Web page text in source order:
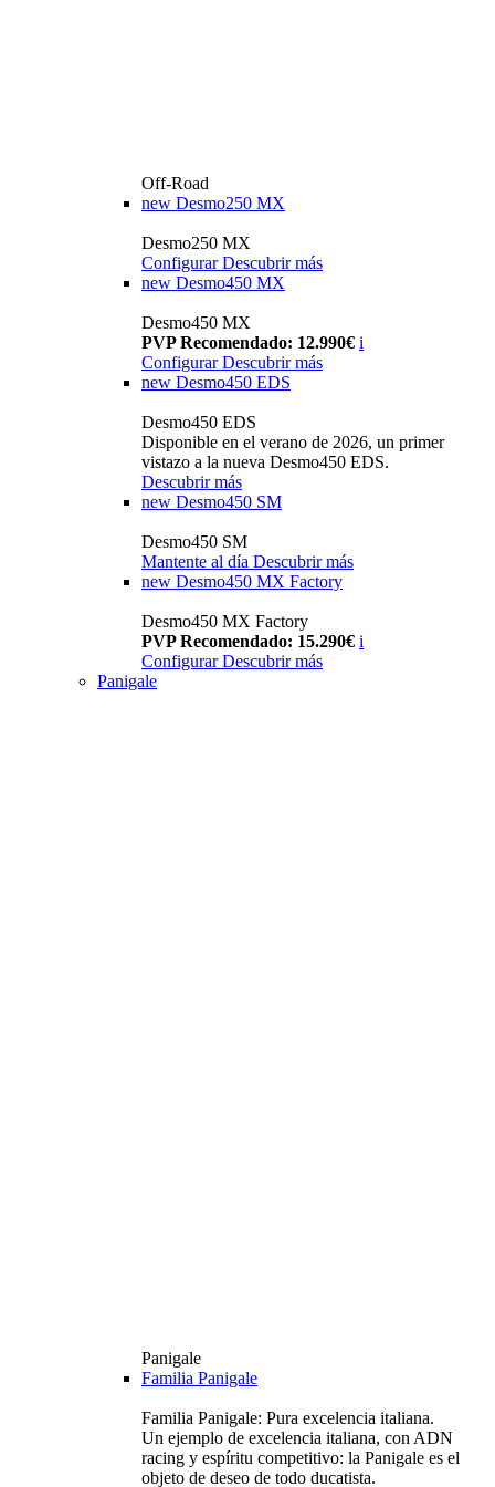
Off-Road
new Desmo250 MX
Desmo250 MX
Configurar Descubrir más
new Desmo450 MX
Desmo450 MX
PVP Recomendado: 12.990€ i
Configurar Descubrir más
new Desmo450 EDS
Desmo450 EDS
Disponible en el verano de 2026, un primer
vistazo a la nueva Desmo450 EDS.
Descubrir más
new Desmo450 SM
Desmo450 SM
Mantente al día Descubrir más
new Desmo450 MX Factory
Desmo450 MX Factory
PVP Recomendado: 15.290€ i
Configurar Descubrir más
Panigale
Panigale
Familia Panigale
Familia Panigale: Pura excelencia italiana.
Un ejemplo de excelencia italiana, con ADN
racing y espíritu competitivo: la Panigale es el
objeto de deseo de todo ducatista.